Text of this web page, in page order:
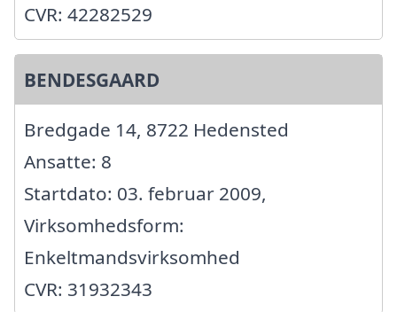
CVR: 42282529
BENDESGAARD
Bredgade 14, 8722 Hedensted
Ansatte: 8
Startdato: 03. februar 2009,
Virksomhedsform:
Enkeltmandsvirksomhed
CVR: 31932343